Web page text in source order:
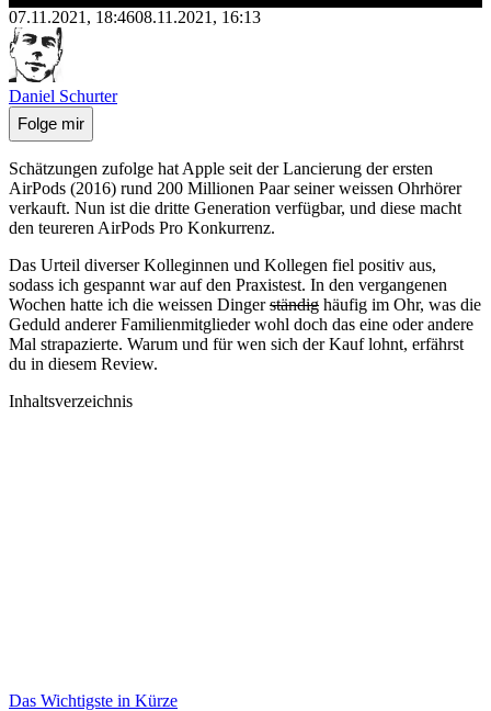
07.11.2021, 18:4608.11.2021, 16:13
Daniel Schurter
Folge mir
Schätzungen zufolge hat Apple seit der Lancierung der ersten
AirPods (2016) rund 200 Millionen Paar seiner weissen Ohrhörer
verkauft. Nun ist die dritte Generation verfügbar, und diese macht
den teureren AirPods Pro Konkurrenz.
Das Urteil diverser Kolleginnen und Kollegen fiel positiv aus,
sodass ich gespannt war auf den Praxistest. In den vergangenen
Wochen hatte ich die weissen Dingerständig häufig im Ohr, was die
Geduld anderer Familienmitglieder wohl doch das eine oder andere
Mal strapazierte. Warum und für wen sich der Kauf lohnt, erfährst
du in diesem Review.
Inhaltsverzeichnis
Das Wichtigste in Kürze